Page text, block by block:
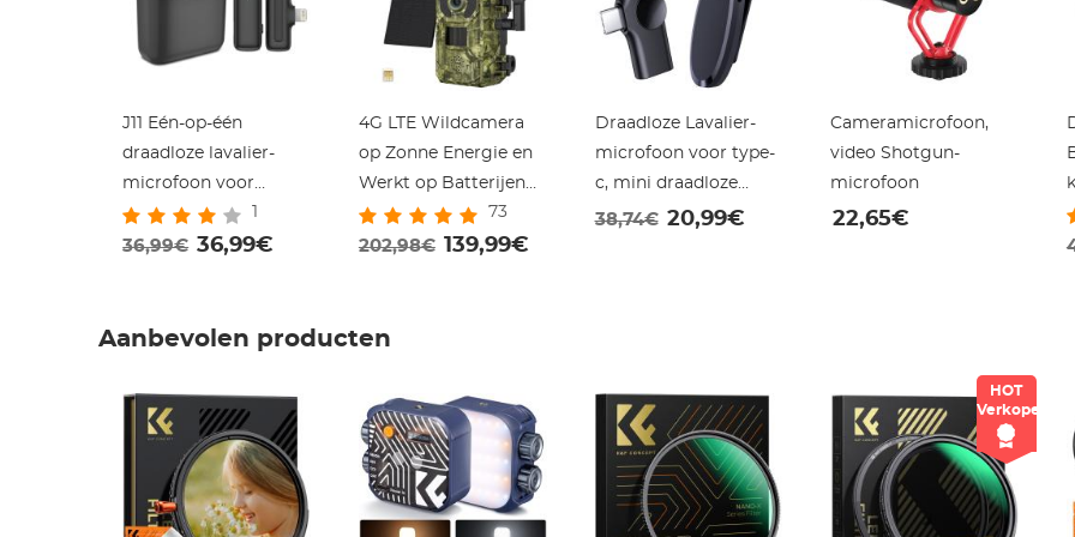
J11 Eén-op-één
draadloze lavalier-
microfoon voor
iPhone en iPad, met
oplaaddoos, plug and
Facebook live-
Vlog, interview, 2.4G
radioruisonderdrukking
36,99€ 36,99€
4G LTE Wildcamera
op Zonne Energie en
Werkt op Batterijen
Met Laag
Stroomverbruik 2K
Zonnepaneel Met
Contract (Euro Versie)
73
202,98€ 139,99€
Draadloze Lavalier-
microfoon voor type-
c, mini draadloze
microfoon voor
38,74€ 20,99€
Cameramicrofoon,
video Shotgun-
microfoon
22,65€
Aanbevolen producten
HOT
Verkoper